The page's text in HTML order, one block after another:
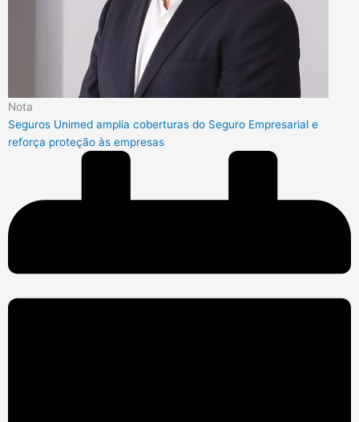
Nota
Seguros Unimed amplia coberturas do Seguro Empresarial e
reforça proteção às empresas